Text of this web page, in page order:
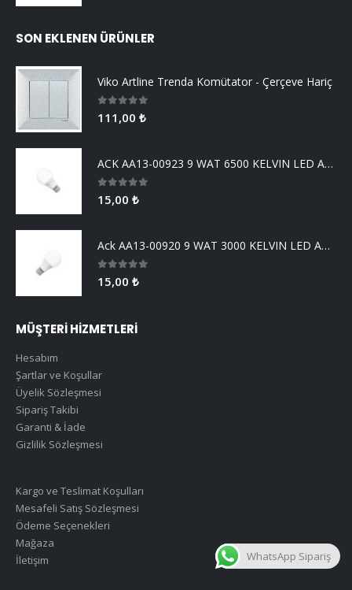
SON EKLENEN ÜRÜNLER
Viko Artline Trenda Komütator - Çerçeve Hariç
5 üzerinden
111,00 ₺
ACK AA13-00923 9 WAT 6500 KELVIN LED AMPUL
5 üzerinden
15,00 ₺
Ack AA13-00920 9 WAT 3000 KELVIN LED AMPUL
5 üzerinden
15,00 ₺
MÜŞTERİ HİZMETLERİ
Hesabım
Şartlar ve Koşullar
Üyelik Sözleşmesi
Sipariş Takibi
Garanti & İade
Gizlilik Sözleşmesi
Kargo ve Teslimat Koşulları
Mesafeli Satış Sözleşmesi
Ödeme Seçenekleri
Mağaza
İletişim
WhatsApp Sipariş